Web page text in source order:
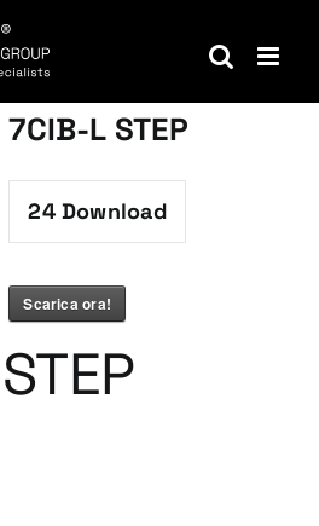
7CIB-L STEP
24Download
Scarica ora!